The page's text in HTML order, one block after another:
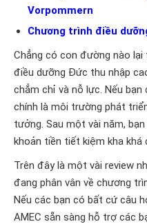
Vorpommern
Chương trình điều
Chẳng có con đường nào lại
điều dưỡng Đức thu nhập
chẳm chỉ và nỗ lực. Nếu
chính là môi trường phát
tưởng. Sau một vài năm,
khoản tiền tiết kiệm kha khá
Trên đây là một vài review
đang phân vân về chương
Nếu các bạn có bất cứ câu
AMEC sẵn sàng hỗ trợ các